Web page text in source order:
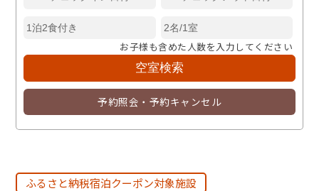
お子様も含めた人数を入力してください
予約照会・予約キャンセル
ふるさと納税宿泊クーポン対象施設